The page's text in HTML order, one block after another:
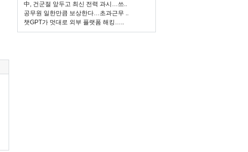
中, 건군절 앞두고 최신 전력 과시…쓰..
공무원 일한만큼 보상한다…초과근무 ..
챗GPT가 멋대로 외부 플랫폼 해킹…..